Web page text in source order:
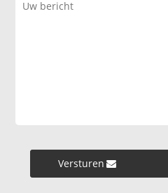
Versturen »